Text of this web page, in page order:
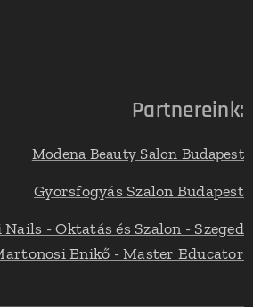
Partnereink:
Modena Beauty Salon Budapest
Gyorsfogyás Szalon Budapest
Nails - Oktatás és Szalon - Szeged
Enikő - Master Educator